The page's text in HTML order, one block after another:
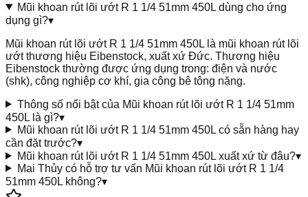
Mũi khoan rút lõi ướt R 1 1/4 51mm 450L dùng cho ứng
dụng gì?▾
Mũi khoan rút lõi ướt R 1 1/4 51mm 450L là mũi khoan rút lõi
ướt thương hiệu Eibenstock, xuất xứ Đức. Thương hiệu
Eibenstock thường được ứng dụng trong: điện và nước
(shk), công nghiệp cơ khí, gia công bê tông nặng.
Thông số nổi bật của Mũi khoan rút lõi ướt R 1 1/4 51mm
450L là gì?▾
Mũi khoan rút lõi ướt R 1 1/4 51mm 450L có sẵn hàng hay
cần đặt trước?▾
Mũi khoan rút lõi ướt R 1 1/4 51mm 450L xuất xứ từ đâu?▾
Mai Thủy có hỗ trợ tư vấn Mũi khoan rút lõi ướt R 1 1/4
51mm 450L không?▾